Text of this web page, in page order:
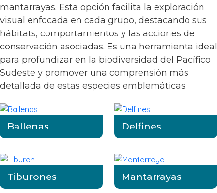
mantarrayas. Esta opción facilita la exploración
visual enfocada en cada grupo, destacando sus
hábitats, comportamientos y las acciones de
conservación asociadas. Es una herramienta ideal
para profundizar en la biodiversidad del Pacífico
Sudeste y promover una comprensión más
detallada de estas especies emblemáticas.
Ballenas Delfines
Tiburones Mantarrayas